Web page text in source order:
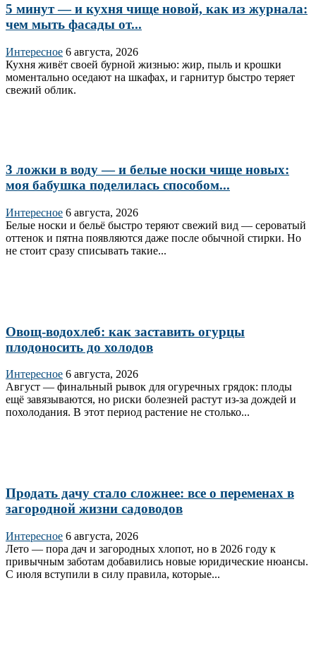
5 минут — и кухня чище новой, как из журнала:
чем мыть фасады от...
Интересное 6 августа, 2026
Кухня живёт своей бурной жизнью: жир, пыль и крошки
моментально оседают на шкафах, и гарнитур быстро теряет
свежий облик.
3 ложки в воду — и белые носки чище новых:
моя бабушка поделилась способом...
Интересное 6 августа, 2026
Белые носки и бельё быстро теряют свежий вид — сероватый
оттенок и пятна появляются даже после обычной стирки. Но
не стоит сразу списывать такие...
Овощ-водохлеб: как заставить огурцы
плодоносить до холодов
Интересное 6 августа, 2026
Август — финальный рывок для огуречных грядок: плоды
ещё завязываются, но риски болезней растут из‑за дождей и
похолодания. В этот период растение не столько...
Продать дачу стало сложнее: все о переменах в
загородной жизни садоводов
Интересное 6 августа, 2026
Лето — пора дач и загородных хлопот, но в 2026 году к
привычным заботам добавились новые юридические нюансы.
С июля вступили в силу правила, которые...